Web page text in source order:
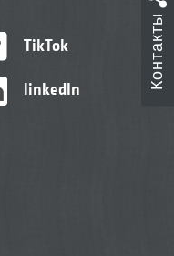
TikTok
linkedIn Контакты